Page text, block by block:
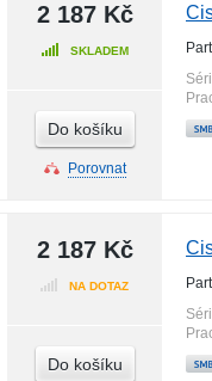
2 187 Kč
SKLADEM
Do košíku
Porovnat
2 187 Kč
NA DOTAZ
Do košíku